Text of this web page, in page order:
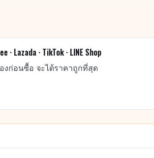
· Lazada · TikTok · LINE Shop
งก่อนซื้อ จะได้ราคาถูกที่สุด